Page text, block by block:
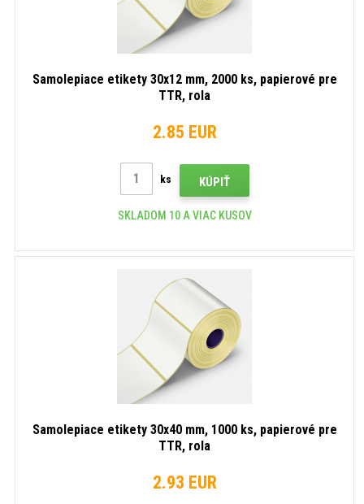
Samolepiace etikety 30x12 mm, 2000 ks, papierové pre
TTR, rola
2.85 EUR
ks KÚPIŤ
SKLADOM 10 A VIAC KUSOV
Samolepiace etikety 30x40 mm, 1000 ks, papierové pre
TTR, rola
2.93 EUR